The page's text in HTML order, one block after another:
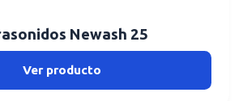
Newash 25
Ver producto